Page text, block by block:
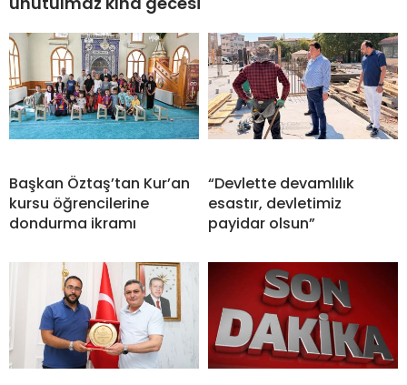
Başkan Öztaş’tan Kur’an
kursu öğrencilerine
dondurma ikramı
“Devlette devamlılık
esastır, devletimiz
payidar olsun”